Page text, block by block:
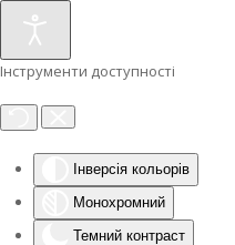
Інструменти доступності
Інверсія кольорів
Монохромний
Темний контраст